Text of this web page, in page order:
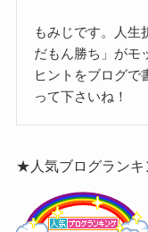
もみじです。人生
だもん勝ち」がモ
ヒントをブログで
って下さいね！
★人気ブログランキ